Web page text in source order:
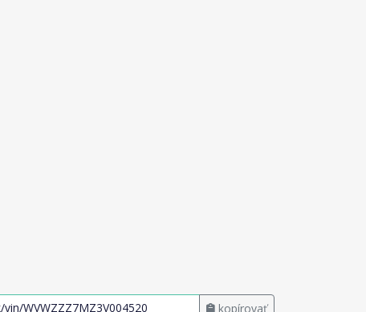
kopírovať